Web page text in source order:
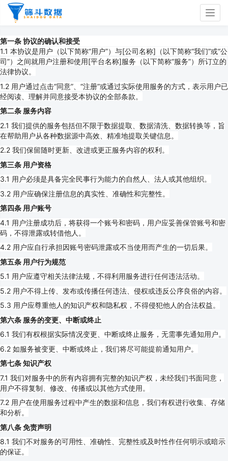
第一条 协议的确认和接受
1.1 本协议是用户（以下简称“用户”）与[公司名称]（以下简称“我们”或“公
司”）之间就用户注册和使用[平台名称]服务（以下简称“服务”）所订立的
法律协议。
1.2 用户通过点击“同意”、“注册”或通过实际使用服务的方式，表示用户已
经阅读、理解并同意接受本协议的全部条款。
第二条 服务内容
2.1 我们提供的服务包括但不限于数据提取、数据清洗、数据转换等，旨
在帮助用户从各种数据源中高效、精准地提取关键信息。
2.2 我们保留随时更新、改进或更正服务内容的权利。
第三条 用户资格
3.1 用户必须是具备完全民事行为能力的自然人、法人或其他组织。
3.2 用户应确保注册信息的真实性、准确性和完整性。
第四条 用户账号
4.1 用户注册成功后，将获得一个账号和密码，用户应妥善保管账号和密
码，不得泄露或转借他人。
4.2 用户应自行承担因账号密码泄露或不当使用而产生的一切后果。
第五条 用户行为规范
5.1 用户应遵守相关法律法规，不得利用服务进行任何违法活动。
5.2 用户不得上传、发布或传播任何违法、侵权或违反公序良俗的内容。
5.3 用户应尊重他人的知识产权和隐私权，不得侵犯他人的合法权益。
第六条 服务的变更、中断或终止
6.1 我们有权根据实际情况变更、中断或终止服务，无需事先通知用户。
6.2 如服务被变更、中断或终止，我们将尽可能提前通知用户。
第七条 知识产权
7.1 我们对服务中的所有内容拥有完整的知识产权，未经我们书面同意，
用户不得复制、修改、传播或以其他方式使用。
7.2 用户在使用服务过程中产生的数据和信息，我们有权进行收集、存储
和分析。
第八条 免责声明
8.1 我们不对服务的可用性、准确性、完整性或及时性作任何明示或暗示
的保证。